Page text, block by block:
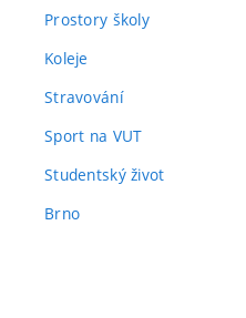
Prostory školy
Koleje
Stravování
Sport na VUT
Studentský život
Brno